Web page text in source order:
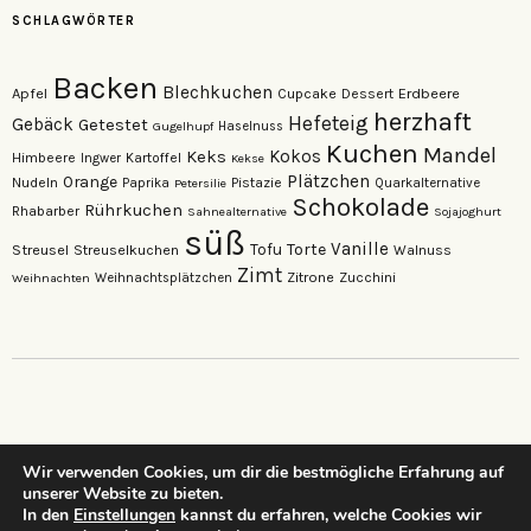
SCHLAGWÖRTER
Apfel Backen Blechkuchen Cupcake Dessert Erdbeere
Gebäck Getestet Gugelhupf Haselnuss Hefeteig herzhaft
Himbeere Ingwer Kartoffel Keks Kekse Kokos Kuchen Mandel
Nudeln Orange Paprika Petersilie Pistazie Plätzchen Quarkalternative
Rhabarber Rührkuchen Sahnealternative Schokolade Sojajoghurt
Streusel Streuselkuchen süß Tofu Torte Vanille Walnuss
Weihnachten Weihnachtsplätzchen Zimt Zitrone Zucchini
…dein neuer Lieblings-Foodblog…
Wir verwenden Cookies, um dir die bestmögliche Erfahrung auf
unserer Website zu bieten.
In den Einstellungen kannst du erfahren, welche Cookies wir